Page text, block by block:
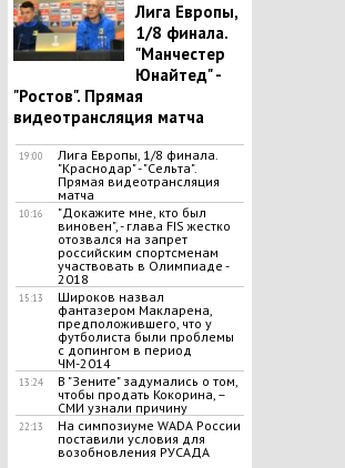
Лига Европы,
1/8 финала.
"Манчестер
Юнайтед" -
"Ростов". Прямая
видеотрансляция матча
19:00
Лига Европы, 1/8 финала.
"Краснодар" - "Сельта".
Прямая видеотрансляция
матча
10:16
"Докажите мне, кто был
виновен", - глава FIS жестко
отозвался на запрет
российским спортсменам
участвовать в Олимпиаде -
2018
15:13
Широков назвал
фантазером Макларена,
предположившего, что у
футболиста были проблемы
с допингом в период
ЧМ-2014
13:24
В "Зените" задумались о том,
чтобы продать Кокорина, –
СМИ узнали причину
22:13
На симпозиуме WADA России
поставили условия для
возобновления РУСАДА